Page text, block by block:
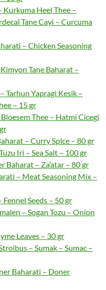
Kurkuma Heel Thee –
Tane Cayi – Curcuma
– Chicken Seasoning
Tane Baharat –
Tarhun Yapragi Kesik –
– 15 gr
Thee – Hatmi Cicegi
– Curry Spice – 80 gr
Iri – Sea Salt – 100 gr
Baharat – Za’atar – 80 gr
– Meat Seasoning Mix –
Seeds – 50 gr
– Sogan Tozu – Onion
Leaves – 30 gr
– Sumak – Sumac –
Baharati – Doner